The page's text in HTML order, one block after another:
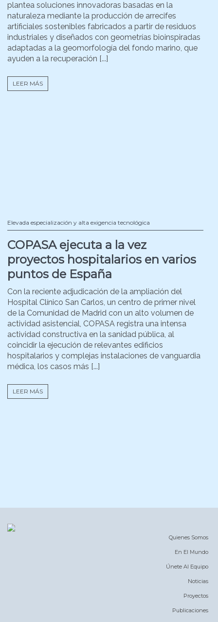
plantea soluciones innovadoras basadas en la
naturaleza mediante la producción de arrecifes
artificiales sostenibles fabricados a partir de residuos
industriales y diseñados con geometrías bioinspiradas
adaptadas a la geomorfología del fondo marino, que
ayuden a la recuperación [...]
LEER MÁS
Elevada especialización y alta exigencia tecnológica
COPASA ejecuta a la vez
proyectos hospitalarios en varios
puntos de España
Con la reciente adjudicación de la ampliación del
Hospital Clínico San Carlos, un centro de primer nivel
de la Comunidad de Madrid con un alto volumen de
actividad asistencial, COPASA registra una intensa
actividad constructiva en la sanidad pública, al
coincidir la ejecución de relevantes edificios
hospitalarios y complejas instalaciones de vanguardia
médica, los casos más [...]
LEER MÁS
Quienes Somos
En El Mundo
Únete Al Equipo
Noticias
Proyectos
Publicaciones